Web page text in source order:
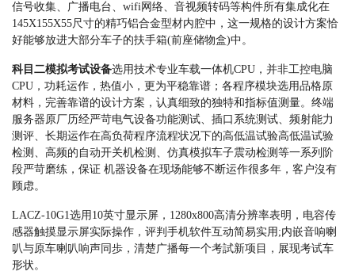
信号收集、广播电台、wifi网络、音视频转码等构件所有集成化在
145X155X55尺寸的精巧铝合金型材内腔中，这一规格的设计方案恰
好能够放进大部分车子的扶手箱(前座储物盒)中。
科目二模拟考试设备选用技术专业车载一体机CPU，并非工控电脑
CPU，功耗运作，热值小，更为平稳靠谱；各程序模块选用品格原
材料，完善靠谱的设计方案，认真细致的独特和指标值测量。终端
服务器原厂历经严苛电气设备功能测试、插口系统测试、频射能力
测评、长期运作在高负荷程序流程状况下的高低温试验高低温试验
检测、高频的自动开关机检测、仿真模拟车子震动检测等一系列阶
段严苛磨练，保证 机器设备在现场能够不断运作很多年，客户沒有
顾虑。
LACZ-10G1选用10英寸显示屏，1280x800高清分辨率表明，电容传
感器触摸显示屏实际操作，评判手机软件互动简易实用;内嵌音响喇
叭与原车喇叭响声同歩，清楚广播每一个考試新项目，展现考试车
形状。